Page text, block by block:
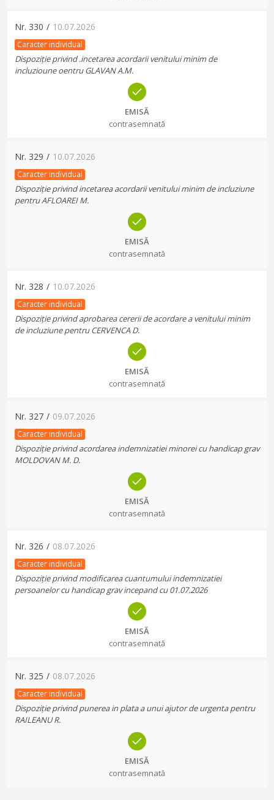
Nr. 330 / 10.07.2026
Caracter individual
Dispoziție privind .incetarea acordarii venitului minim de
incluzioune oentru GLAVAN A.M.
EMISĂ
contrasemnată
Nr. 329 / 10.07.2026
Caracter individual
Dispoziție privind incetarea acordarii venitului minim de incluziune
pentru AFLOAREI M.
EMISĂ
contrasemnată
Nr. 328 / 10.07.2026
Caracter individual
Dispoziție privind aprobarea cererii de acordare a venitului minim
de incluziune pentru CERVENCA D.
EMISĂ
contrasemnată
Nr. 327 / 09.07.2026
Caracter individual
Dispoziție privind acordarea indemnizatiei minorei cu handicap grav
MOLDOVAN M. D.
EMISĂ
contrasemnată
Nr. 326 / 08.07.2026
Caracter individual
Dispoziție privind modificarea cuantumului indemnizatiei
persoanelor cu handicap grav incepand cu 01.07.2026
EMISĂ
contrasemnată
Nr. 325 / 08.07.2026
Caracter individual
Dispoziție privind punerea in plata a unui ajutor de urgenta pentru
RAILEANU R.
EMISĂ
contrasemnată